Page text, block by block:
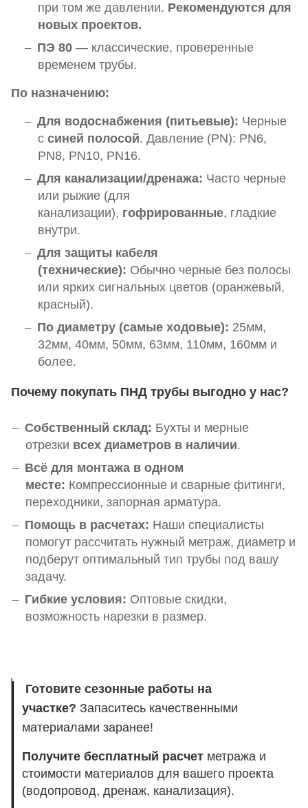
при том же давлении. Рекомендуются для
новых проектов.
ПЭ 80 — классические, проверенные
временем трубы.
По назначению:
Для водоснабжения (питьевые): Черные
с синей полосой. Давление (PN): PN6,
PN8, PN10, PN16.
Для канализации/дренажа: Часто черные
или рыжие (для
канализации), гофрированные, гладкие
внутри.
Для защиты кабеля
(технические): Обычно черные без полосы
или ярких сигнальных цветов (оранжевый,
красный).
По диаметру (самые ходовые): 25мм,
32мм, 40мм, 50мм, 63мм, 110мм, 160мм и
более.
Почему покупать ПНД трубы выгодно у нас?
Собственный склад: Бухты и мерные
отрезки всех диаметров в наличии.
Всё для монтажа в одном
месте: Компрессионные и сварные фитинги,
переходники, запорная арматура.
Помощь в расчетах: Наши специалисты
помогут рассчитать нужный метраж, диаметр и
подберут оптимальный тип трубы под вашу
задачу.
Гибкие условия: Оптовые скидки,
возможность нарезки в размер.
Готовите сезонные работы на
участке? Запаситесь качественными
материалами заранее!
Получите бесплатный расчет метража и
стоимости материалов для вашего проекта
(водопровод, дренаж, канализация).